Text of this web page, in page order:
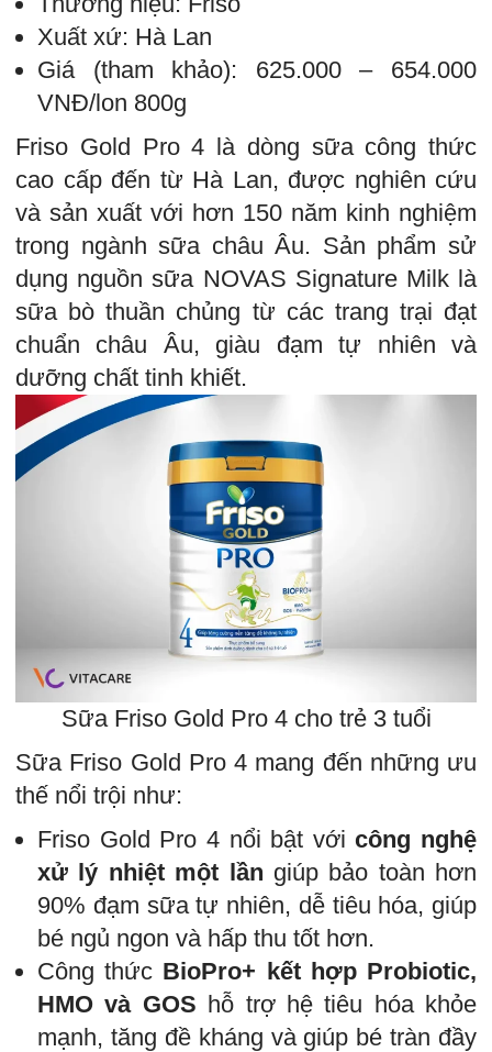
Xuất xứ: Hà Lan
Giá (tham khảo): 625.000 – 654.000
VNĐ/lon 800g
Friso Gold Pro 4 là dòng sữa công thức
cao cấp đến từ Hà Lan, được nghiên cứu
và sản xuất với hơn 150 năm kinh nghiệm
trong ngành sữa châu Âu. Sản phẩm sử
dụng nguồn sữa NOVAS Signature Milk là
sữa bò thuần chủng từ các trang trại đạt
chuẩn châu Âu, giàu đạm tự nhiên và
dưỡng chất tinh khiết.
Sữa Friso Gold Pro 4 cho trẻ 3 tuổi
Sữa Friso Gold Pro 4 mang đến những ưu
thế nổi trội như:
Friso Gold Pro 4 nổi bật vớicông nghệ
xử lý nhiệt một lần giúp bảo toàn hơn
90% đạm sữa tự nhiên, dễ tiêu hóa, giúp
bé ngủ ngon và hấp thu tốt hơn.
Công thức BioPro+ kết hợp Probiotic,
HMO và GOS hỗ trợ hệ tiêu hóa khỏe
mạnh, tăng đề kháng và giúp bé tràn đầy